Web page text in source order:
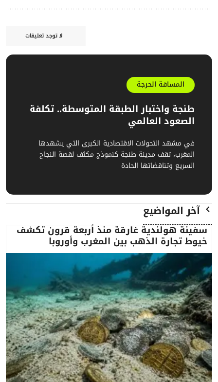
لا توجد تعليقات
المسافة الحرجة
طنجة واختبار الطبقة المتوسطة.. تكلفة
الصعود العالمي
في مشهد التحولات الاقتصادية الكبرى التي يشهدها
المغرب، تقف مدينة طنجة كنموذج مكثف لقصة النجاح
السريع وتناقضاتها الحادة
آخر المواضيع
سفينة هولندية غارقة منذ أربعة قرون تكشف
خيوط تجارة الذهب بين المغرب وأوروبا